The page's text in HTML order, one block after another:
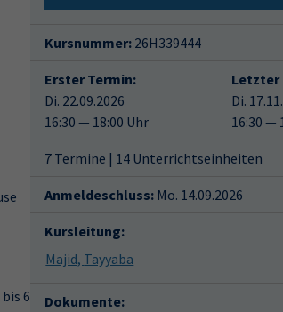
6
Kursnummer: 26H339444
Erster Termin:
Di. 22.09.2026
16:30 — 18:00 Uhr
Letzter
Di.
16:30 —
7 Termine | 14 Unterrichtseinheiten
Anmeldeschluss: Mo. 14.09.2026
Kursleitung:
Majid, Tayyaba
Dokumente: